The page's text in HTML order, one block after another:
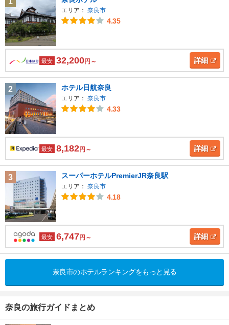
エリア： 奈良市
4.35
最安 32,200円～ 詳細
2 ホテル日航奈良
エリア： 奈良市
4.33
最安 8,182円～ 詳細
3 スーパーホテルPremierJR奈良駅
エリア： 奈良市
4.18
最安 6,747円～ 詳細
奈良市のホテルランキングをもっと見る
奈良の旅行ガイドまとめ